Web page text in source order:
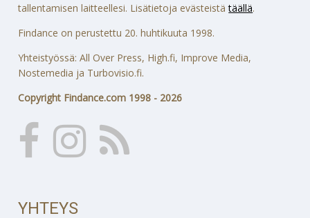
tallentamisen laitteellesi. Lisätietoja evästeistätäällä.
Findance on perustettu 20. huhtikuuta 1998.
Yhteistyössä: All Over Press, High.fi, Improve Media,
Nostemedia ja Turbovisio.fi.
Copyright Findance.com 1998 - 2026
YHTEYS